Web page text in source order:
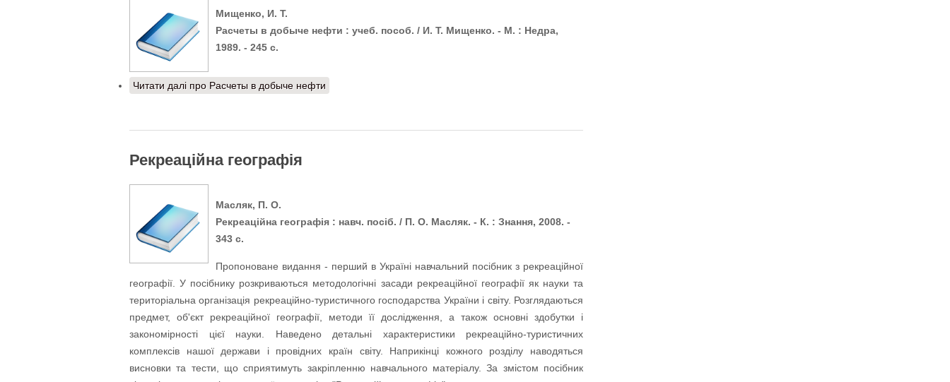
Мищенко, И. Т.
Расчеты в добыче нефти : учеб. пособ. / И. Т. Мищенко. - М. : Недра,
1989. - 245 с.
Читати далі про Расчеты в добыче нефти
Рекреаційна географія
Масляк, П. О.
Рекреаційна географія : навч. посіб. / П. О. Масляк. - К. : Знання, 2008. -
343 с.
Пропоноване видання - перший в Україні навчальний посібник з рекреаційної
географії. У посібнику розкриваються методологічні засади рекреаційної географії як науки та
територіальна організація рекреаційно-туристичного господарства України і світу. Розглядаються
предмет, об'єкт рекреаційної географії, методи її дослідження, а також основні здобутки і
закономірності цієї науки. Наведено детальні характеристики рекреаційно-туристичних
комплексів нашої держави і провідних країн світу. Наприкінці кожного розділу наводяться
висновки та тести, що сприятимуть закріпленню навчального матеріалу. За змістом посібник